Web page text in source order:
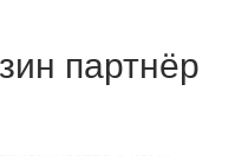
партнёр